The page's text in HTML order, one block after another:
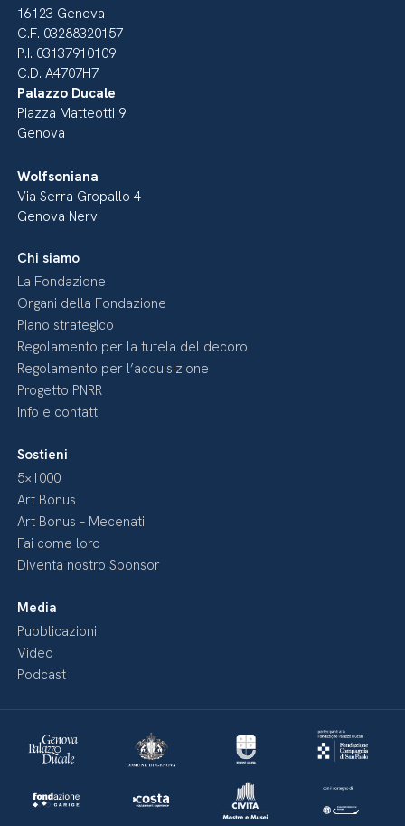
16123 Genova
C.F. 03288320157
P.I. 03137910109
C.D. A4707H7
Palazzo Ducale
Piazza Matteotti 9
Genova
Wolfsoniana
Via Serra Gropallo 4
Genova Nervi
Chi siamo
La Fondazione
Organi della Fondazione
Piano strategico
Regolamento per la tutela del decoro
Regolamento per l’acquisizione
Progetto PNRR
Info e contatti
Sostieni
5×1000
Art Bonus
Art Bonus – Mecenati
Fai come loro
Diventa nostro Sponsor
Media
Pubblicazioni
Video
Podcast